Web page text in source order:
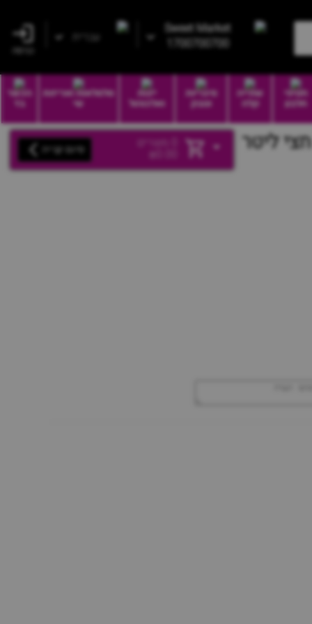
עברית
Sweet Market
1700700700
חטיפי
חלבון
שתייה
קלה
סיגריות
וטבק
יינות
ואלכוהול
סלסלאות ואריזות
שי
הכשר
בד
מוצרים
₪ סיום קנייה